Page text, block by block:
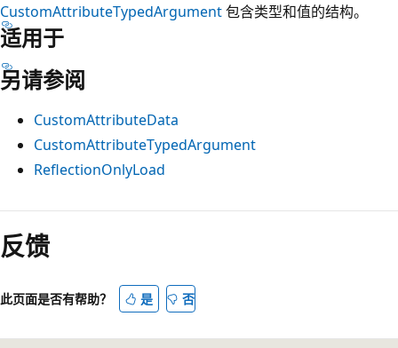
CustomAttributeTypedArgument包含类型和值的结构。
适用于
另请参阅
CustomAttributeData
CustomAttributeTypedArgument
ReflectionOnlyLoad
反馈
此页面是否有帮助？ 是 否